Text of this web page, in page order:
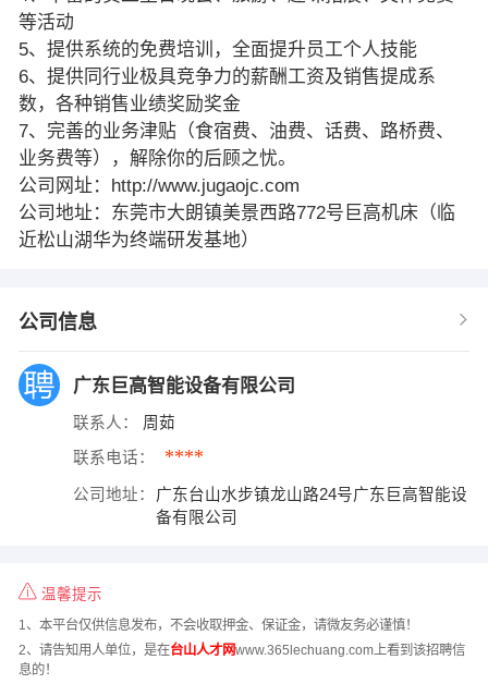
等活动
5、提供系统的免费培训，全面提升员工个人技能
6、提供同行业极具竞争力的薪酬工资及销售提成系
数，各种销售业绩奖励奖金
7、完善的业务津贴（食宿费、油费、话费、路桥费、
业务费等），解除你的后顾之忧。
公司网址：http://www.jugaojc.com
公司地址：东莞市大朗镇美景西路772号巨高机床（临
近松山湖华为终端研发基地）
公司信息
广东巨高智能设备有限公司
联系人： 周茹
联系电话： ****
公司地址：
广东台山水步镇龙山路24号广东巨高智能设
备有限公司
温馨提示
1、本平台仅供信息发布，不会收取押金、保证金，请微友务必谨慎！
2、请告知用人单位，是在台山人才网www.365lechuang.com上看到该招聘信
息的！